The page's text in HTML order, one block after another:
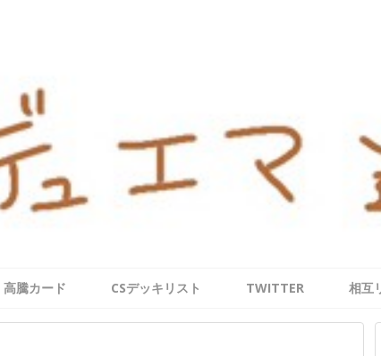
高騰カード CSデッキリスト TWITTER 相互